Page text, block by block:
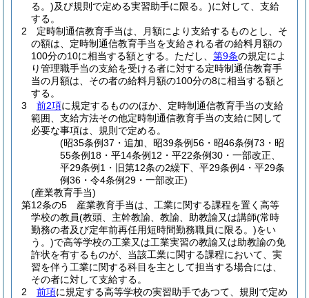
る。)及び規則で定める実習助手に限る。)に対して、支給
する。
2
定時制通信教育手当は、月額により支給するものとし、そ
の額は、定時制通信教育手当を支給される者の給料月額の
100分の10に相当する額とする。 ただし、 第9条の規定によ
り管理職手当の支給を受ける者に対する定時制通信教育手
当の月額は、その者の給料月額の100分の8に相当する額と
する。
3
前2項に規定するもののほか、定時制通信教育手当の支給
範囲、支給方法その他定時制通信教育手当の支給に関して
必要な事項は、規則で定める。
(昭35条例37・追加、昭39条例56・昭46条例73・昭
55条例18・平14条例12・平22条例30・一部改正、
平29条例1・旧第12条の2繰下、平29条例4・平29条
例36・令4条例29・一部改正)
(産業教育手当)
第12条の5
産業教育手当は、工業に関する課程を置く高等
学校の教員(教頭、主幹教諭、教諭、助教諭又は講師(常時
勤務の者及び定年前再任用短時間勤務職員に限る。)をい
う。)で高等学校の工業又は工業実習の教諭又は助教諭の免
許状を有するものが、当該工業に関する課程において、実
習を伴う工業に関する科目を主として担当する場合には、
その者に対して支給する。
2
前項に規定する高等学校の実習助手であつて、規則で定め